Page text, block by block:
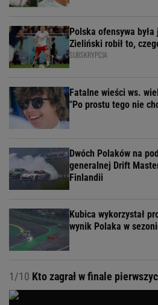
Polska ofensywa
Zieliński robił to,
SUBSKRYPCJA
Fatalne wieści ws.
"Po prostu tego nie
Dwóch Polaków na
generalnej Drift
Finlandii
Kubica wykorzystał
wynik Polaka w
1/10 Kto zagrał w finale